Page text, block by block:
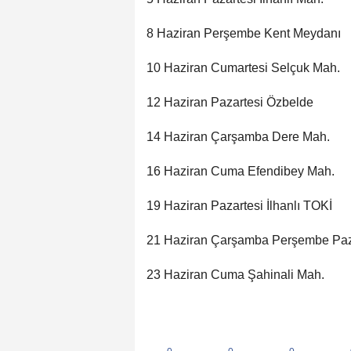
8 Haziran Perşembe Kent Meydanı
10 Haziran Cumartesi Selçuk Mah.
12 Haziran Pazartesi Özbelde
14 Haziran Çarşamba Dere Mah.
16 Haziran Cuma Efendibey Mah.
19 Haziran Pazartesi İlhanlı TOKİ
21 Haziran Çarşamba Perşembe
23 Haziran Cuma Şahinali Mah.